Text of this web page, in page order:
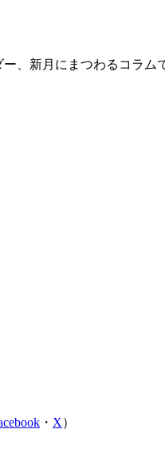
、新月にまつわるコラ
・ X）